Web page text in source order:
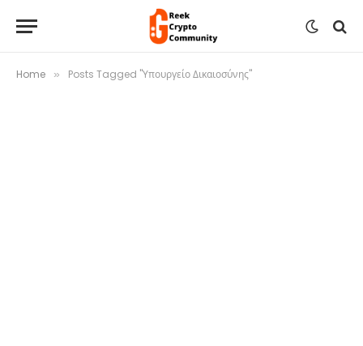
Home » Posts Tagged "Υπουργείο Δικαιοσύνης"